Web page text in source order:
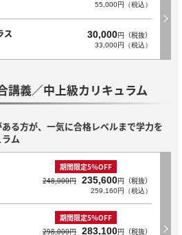
55,000円（税込）
ス 30,000円（税抜）
33,000円（税込）
講義／中上級カリキュラム
る方が、一気に合格レベルまで学力を
ム
期間限定5％OFF
248,000円 235,600円（税抜）
259,160円（税込）
期間限定5％OFF
298,000円 283,100円（税抜）